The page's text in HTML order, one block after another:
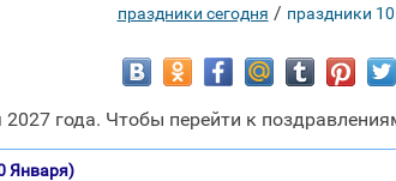
праздники сегодня / праздники
года. Чтобы перейти к
Января)